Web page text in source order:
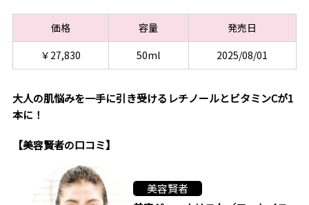
価格 容量
発売日
￥27,830
50ml 2025/08/01
大人の肌悩みを一手に引き受けるレチノールとビタミンCが1
本に！
【美容賢者の口コミ】
美容賢者